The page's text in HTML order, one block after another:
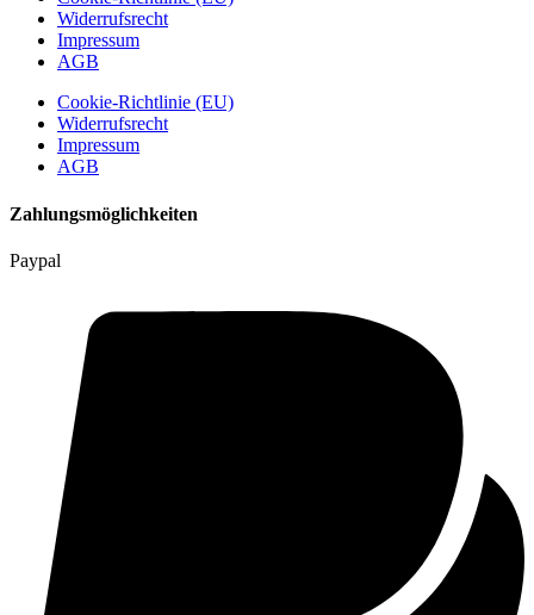
Widerrufsrecht
Impressum
AGB
Cookie-Richtlinie (EU)
Widerrufsrecht
Impressum
AGB
Zahlungsmöglichkeiten
Paypal